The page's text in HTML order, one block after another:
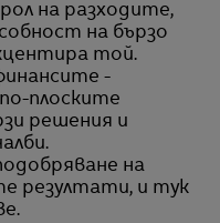
на разходите,
на бързо
той.
-
плоските
решения и
на
резултати, и тук